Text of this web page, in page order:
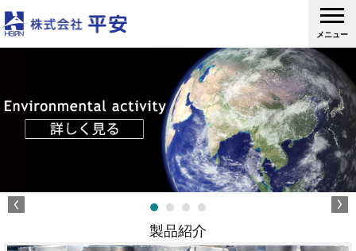
メニュー
製品紹介